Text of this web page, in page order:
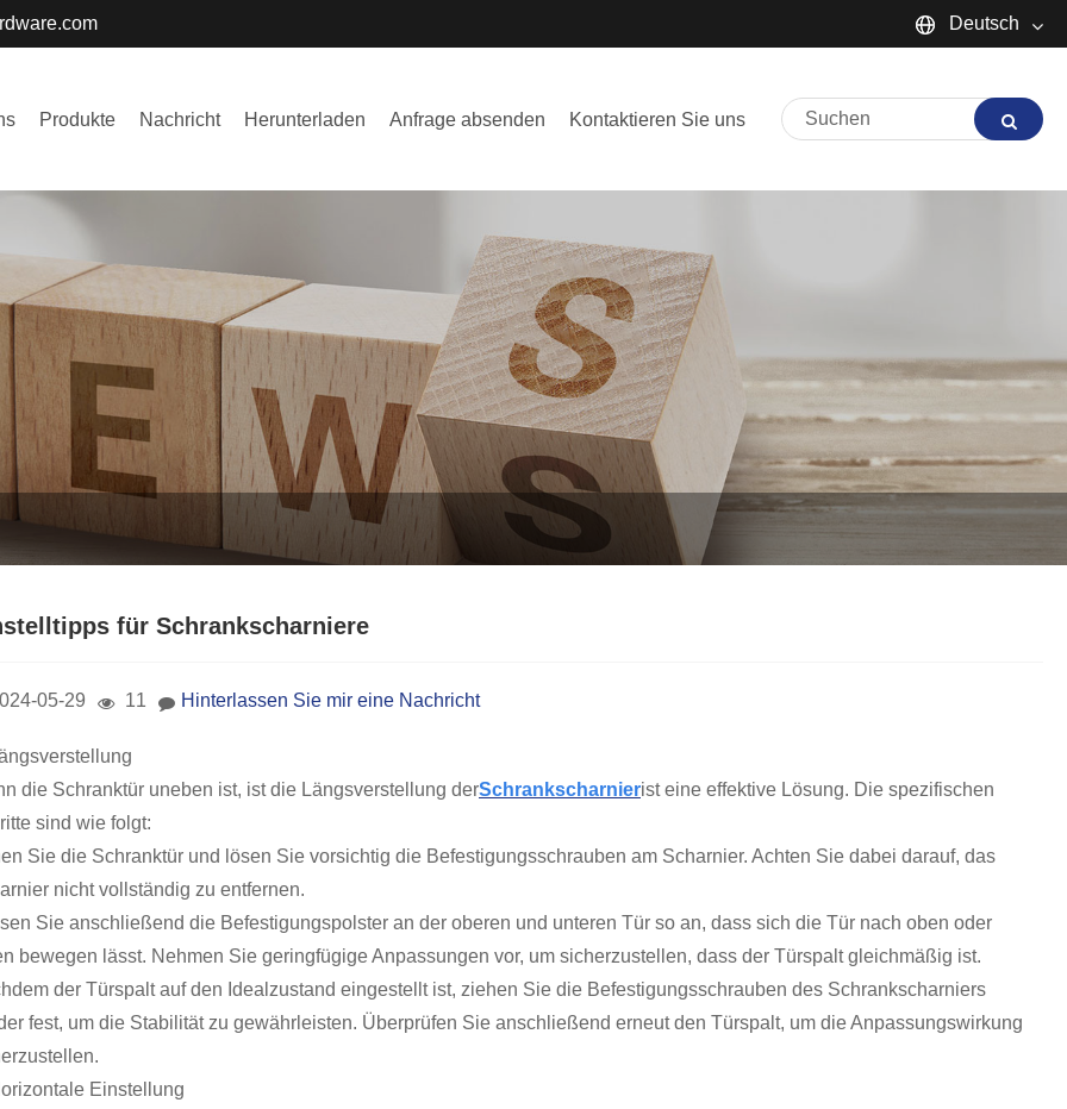
Deutsch
Deutsch
Italiano
Malay
Dansk
Suomi
Produkte Nachricht Herunterladen Anfrage absenden Kontaktieren Sie uns
für Schrankscharniere
05-29 11 Hinterlassen Sie mir eine Nachricht
die Schranktür uneben ist, ist die Längsverstellung derSchrankscharnierist eine effektive Lösung. Die spezifischen
sind wie folgt:
Sie die Schranktür und lösen Sie vorsichtig die Befestigungsschrauben am Scharnier. Achten Sie dabei darauf, das
nicht vollständig zu entfernen.
Sie anschließend die Befestigungspolster an der oberen und unteren Tür so an, dass sich die Tür nach oben oder
bewegen lässt. Nehmen Sie geringfügige Anpassungen vor, um sicherzustellen, dass der Türspalt gleichmäßig ist.
der Türspalt auf den Idealzustand eingestellt ist, ziehen Sie die Befestigungsschrauben des Schrankscharniers
fest, um die Stabilität zu gewährleisten. Überprüfen Sie anschließend erneut den Türspalt, um die Anpassungswirkung
Einstellung